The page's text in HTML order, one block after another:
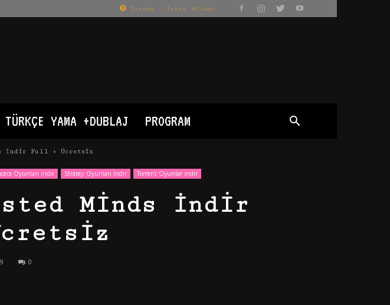
Yardım – İstek Bölümü
YAMA +DUBLAJ PROGRAM
İndir Full + Ücretsiz
Oyunları İndir Strateji Oyunları İndir Torrent Oyunlar indir
Minds İndir
0